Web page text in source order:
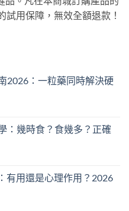
用保障，無效全額退款！
2026：一粒藥同時解決硬
：幾時食？食幾多？正確
有用還是心理作用？2026